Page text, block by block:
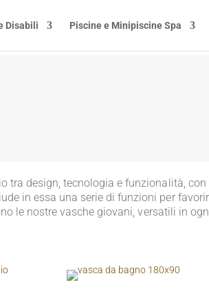
Disabili Piscine e Minipiscine Spa
design, tecnologia e funzionalità,
in essa una serie di funzioni per
le nostre vasche giovani, versatili in